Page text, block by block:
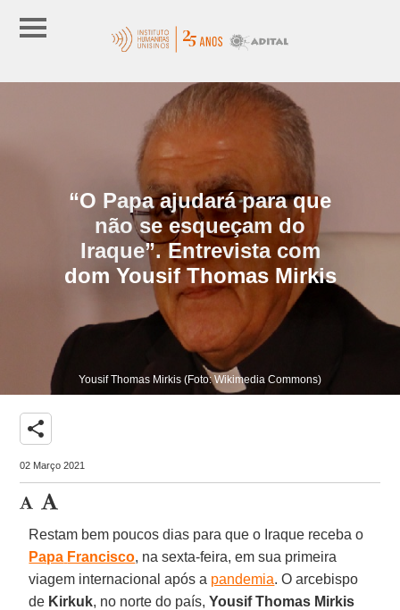
“O Papa ajudará para que
não se esqueçam do
Iraque”. Entrevista com
dom Yousif Thomas Mirkis
Yousif Thomas Mirkis (Foto: Wikimedia Commons)
share
02 Março 2021
Restam bem poucos dias para que o Iraque receba o
Papa Francisco, na sexta-feira, em sua primeira
viagem internacional após a pandemia. O arcebispo
de Kirkuk, no norte do país,Yousif Thomas Mirkis